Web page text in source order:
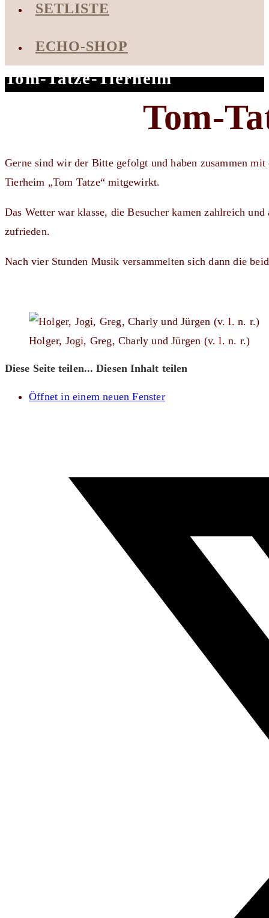
SETLISTE
ECHO-SHOP
Tom-Tatze-Tierheim
Tom-
Gerne sind wir der Bitte gefolgt und haben zusammen
Tierheim „Tom Tatze“ mitgewirkt.
Das Wetter war klasse, die Besucher kamen zahlreich
zufrieden.
Nach vier Stunden Musik versammelten sich dann die
Holger, Jogi, Greg, Charly und Jürgen (v. l. n. r.)
Diese Seite teilen... Diesen Inhalt teilen
Öffnet in einem neuen Fenster